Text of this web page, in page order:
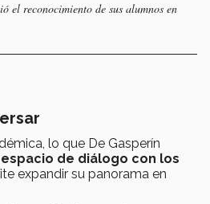
el reconocimiento de sus alumnos en
lo que De Gasperín
espacio de diálogo con los
expandir su panorama en